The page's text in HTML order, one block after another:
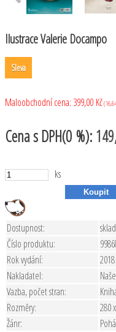
Ilustrace Valerie Docampo
Sleva
Maloobchodní cena: 399,00 Kč
Cenas DPH(0 %):
ks
Dostupnost:
Číslo produktu:
Rok vydání:
2018
Nakladatel:
Vazba, počet stran:
Rozměry:
280
Žánr: